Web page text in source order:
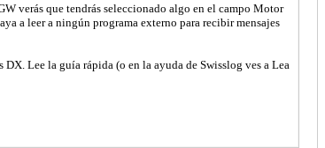
verás que tendrás seleccionado algo en el campo Motor
a leer a ningún programa externo para recibir mensajes
Lee la guía rápida (o en la ayuda de Swisslog ves a Lea